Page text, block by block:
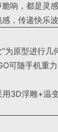
响，都是灵感
，传递快乐
为原型进行几
可随手机重
用3D浮雕+温